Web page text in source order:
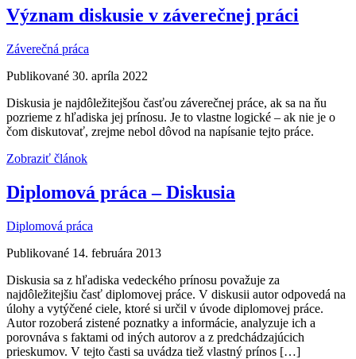
Význam diskusie v záverečnej práci
Záverečná práca
Publikované 30. apríla 2022
Diskusia je najdôležitejšou časťou záverečnej práce, ak sa na ňu
pozrieme z hľadiska jej prínosu. Je to vlastne logické – ak nie je o
čom diskutovať, zrejme nebol dôvod na napísanie tejto práce.
Zobraziť článok
Diplomová práca – Diskusia
Diplomová práca
Publikované 14. februára 2013
Diskusia sa z hľadiska vedeckého prínosu považuje za
najdôležitejšiu časť diplomovej práce. V diskusii autor odpovedá na
úlohy a vytýčené ciele, ktoré si určil v úvode diplomovej práce.
Autor rozoberá zistené poznatky a informácie, analyzuje ich a
porovnáva s faktami od iných autorov a z predchádzajúcich
prieskumov. V tejto časti sa uvádza tiež vlastný prínos […]